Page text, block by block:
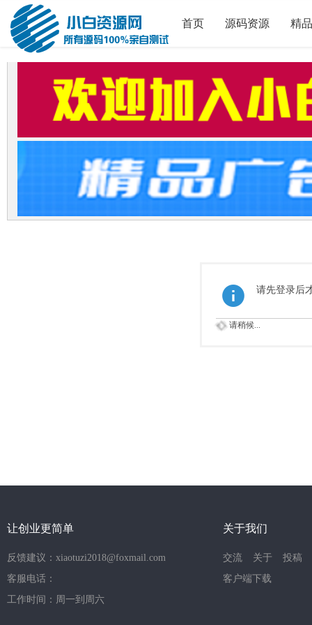
首页 源码资源 精
请先登录后
请稍候...
让创业更简单
反馈建议：xiaotuzi2018@foxmail.com
客服电话：
工作时间：周一到周六
关于我们
交流 关于
投稿
客户端下载